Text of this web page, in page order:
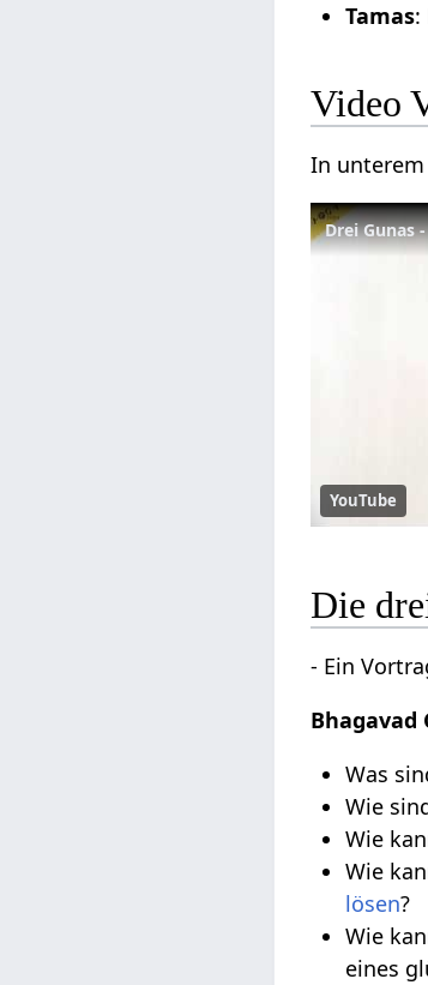
Tamas:
Video
In unterem
Drei Gunas -
YouTube
Die
- Ein
Bhagavad
Was
Wie
Wie
Wie
lösen?
Wie
eines